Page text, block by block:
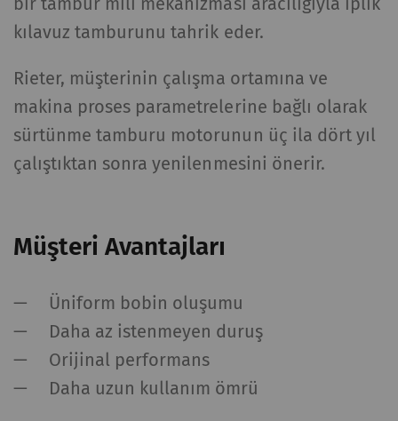
kılavuz tamburunu tahrik eder.
Rieter, müşterinin çalışma ortamına ve
makina proses parametrelerine bağlı olarak
sürtünme tamburu motorunun üç ila dört yıl
çalıştıktan sonra yenilenmesini önerir.
Müşteri Avantajları
Üniform bobin oluşumu
Daha az istenmeyen duruş
Orijinal performans
Daha uzun kullanım ömrü